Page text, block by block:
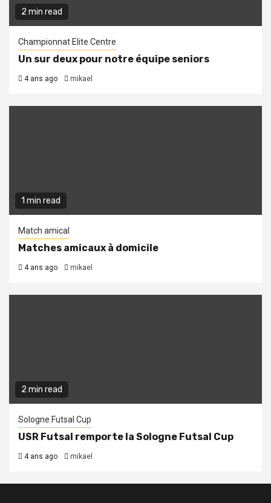
2 min read
Championnat Elite Centre
Un sur deux pour notre équipe seniors
4 ans ago mikael
1 min read
Match amical
Matches amicaux à domicile
4 ans ago mikael
2 min read
Sologne Futsal Cup
USR Futsal remporte la Sologne Futsal Cup
4 ans ago mikael